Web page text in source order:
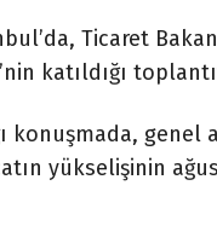
Ticaret
katıldığı
konuşmada,
yükselişinin